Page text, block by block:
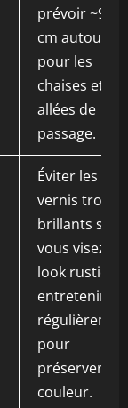
prévoir ~90
cm autour
pour les
chaises et les
allées de
passage.
Éviter les
vernis trop
brillants si
vous visez un
look
entretenir
pour
préserver la
couleur.